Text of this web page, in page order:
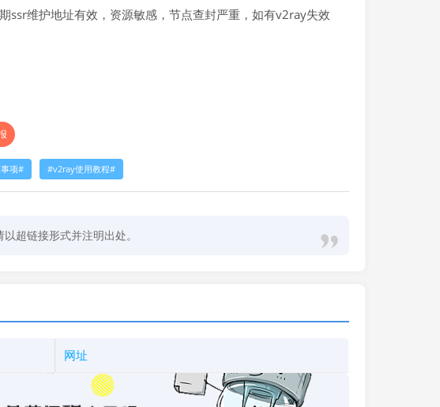
ssr维护地址有效，资源敏感，节点查封严重，如有v2ray失效
项 v2ray使用教程
超链接形式并注明出处。